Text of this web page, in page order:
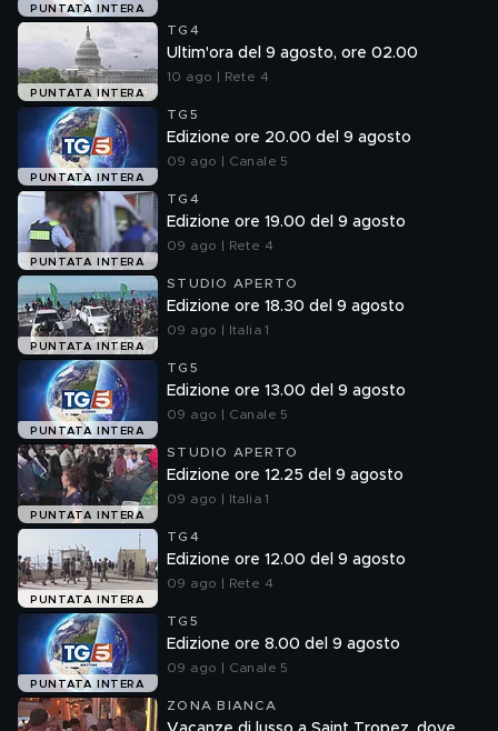
PUNTATA INTERA
PUNTATA INTERA
TG4
Ultim'ora del 9 agosto, ore 02.00
10 ago | Rete 4
PUNTATA INTERA
TG5
Edizione ore 20.00 del 9 agosto
09 ago | Canale 5
PUNTATA INTERA
TG4
Edizione ore 19.00 del 9 agosto
09 ago | Rete 4
PUNTATA INTERA
STUDIO APERTO
Edizione ore 18.30 del 9 agosto
09 ago | Italia 1
PUNTATA INTERA
TG5
Edizione ore 13.00 del 9 agosto
09 ago | Canale 5
PUNTATA INTERA
STUDIO APERTO
Edizione ore 12.25 del 9 agosto
09 ago | Italia 1
PUNTATA INTERA
TG4
Edizione ore 12.00 del 9 agosto
09 ago | Rete 4
PUNTATA INTERA
TG5
Edizione ore 8.00 del 9 agosto
09 ago | Canale 5
ZONA BIANCA